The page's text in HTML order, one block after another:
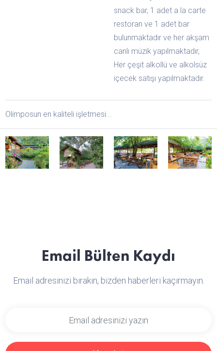
snack bar, 1 adet a la carte
restoran ve 1 adet bar
bulunmaktadır ve her akşam
canlı müzik yapılmaktadır,
Her çeşit alkollü ve alkolsüz
içecek satışı yapılmaktadır.
Olimposun en kaliteli işletmesi...
Email Bülten Kaydı
Email adresinizi bırakın, bizden haberleri kaçırmayın.